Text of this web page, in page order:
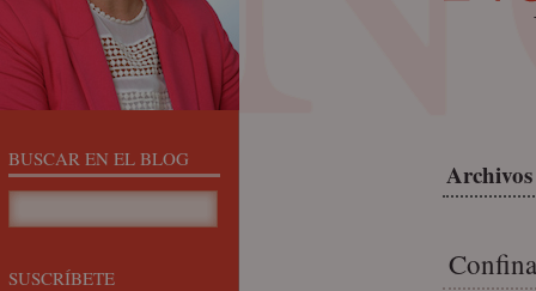
BUSCAR EN EL BLOG
SUSCRÍBETE